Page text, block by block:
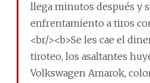
llega minutos después y
enfrentamiento a tiros
<br/><b>Se les cae el
tiroteo, los asaltantes
Volkswagen Amarok,